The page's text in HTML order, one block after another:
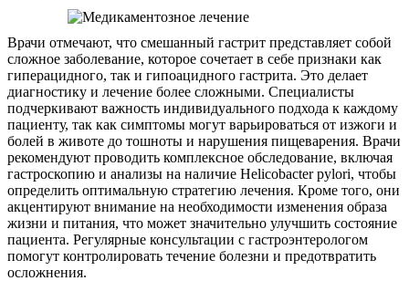
Врачи отмечают, что смешанный гастрит представляет собой
сложное заболевание, которое сочетает в себе признаки как
гиперацидного, так и гипоацидного гастрита. Это делает
диагностику и лечение более сложными. Специалисты
подчеркивают важность индивидуального подхода к каждому
пациенту, так как симптомы могут варьироваться от изжоги и
болей в животе до тошноты и нарушения пищеварения. Врачи
рекомендуют проводить комплексное обследование, включая
гастроскопию и анализы на наличие Helicobacter pylori, чтобы
определить оптимальную стратегию лечения. Кроме того, они
акцентируют внимание на необходимости изменения образа
жизни и питания, что может значительно улучшить состояние
пациента. Регулярные консультации с гастроэнтерологом
помогут контролировать течение болезни и предотвратить
осложнения.